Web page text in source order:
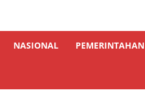
NASIONAL PEMERINTAHAN